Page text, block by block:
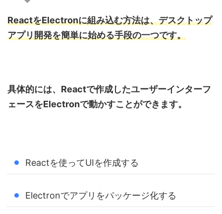
ReactをElectronに組み込む方法は、デスクトップ
アプリ開発を簡単に始める手段の一つです。
具体的には、Reactで作成したユーザーインターフ
ェースをElectronで動かすことができます。
Reactを使ってUIを作成する
Electronでアプリをパッケージ化する